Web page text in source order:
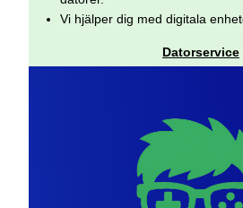
Vi hjälper dig med digitala
Datorservice